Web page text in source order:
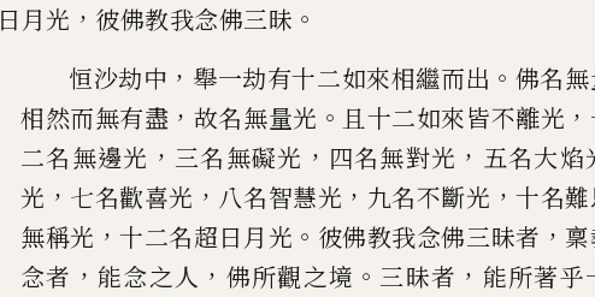
日月光 ， 彼佛教我念佛三昧 。
恒沙劫中 ， 舉一劫有十二如來相繼而出 。 佛名無
相然而無有盡 ， 故名無量光 。 且十二如來皆不離光 ，
二名無邊光 ， 三名無礙光 ， 四名無對光 ， 五名大焰
光 ， 七名歡喜光 ， 八名智慧光 ， 九名不斷光 ，十名
無稱光 ，十二名超日月光 。 彼佛教我念佛三昧者 ，
念者 ， 能念之人 ， 佛所觀之境 。 三昧者 ， 能所著乎